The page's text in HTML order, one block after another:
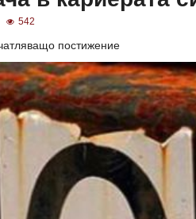
542
постижение